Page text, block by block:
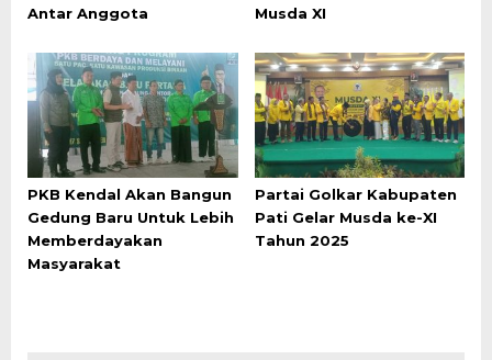
Antar Anggota
Musda XI
PKB Kendal Akan Bangun
Gedung Baru Untuk Lebih
Memberdayakan
Masyarakat
Partai Golkar Kabupaten
Pati Gelar Musda ke-XI
Tahun 2025